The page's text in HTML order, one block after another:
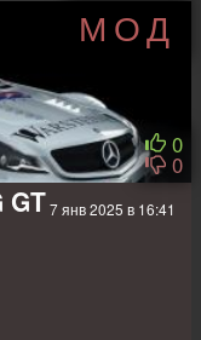
МОД
0
0
7 янв 2025 в 16:41
GT